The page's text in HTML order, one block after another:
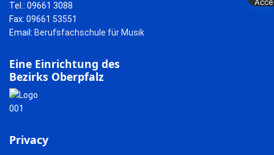
Tel.: 09661 3088
Fax: 09661 53551
Email: Berufsfachschule für Musik
Eine Einrichtung des
Bezirks Oberpfalz
Privacy